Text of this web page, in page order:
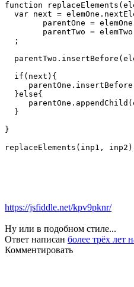
function
var next =
parentOne =
parentTwo =
  ;
  if(next){
  }else{
  }
}
replaceElements(inp1,
https://jsfiddle.net/kpv9pknr/
Ну или в подобном стиле...
Ответ написан более трёх лет
Комментировать